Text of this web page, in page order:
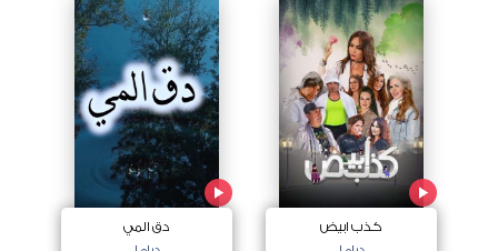
كذب ابيض دق المي